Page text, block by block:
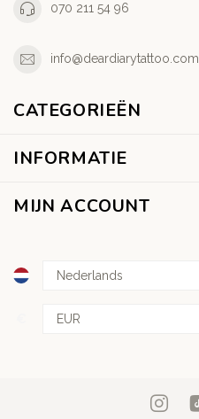
070 211 54 96
info@deardiarytattoo.com
CATEGORIEËN
INFORMATIE
MIJN ACCOUNT